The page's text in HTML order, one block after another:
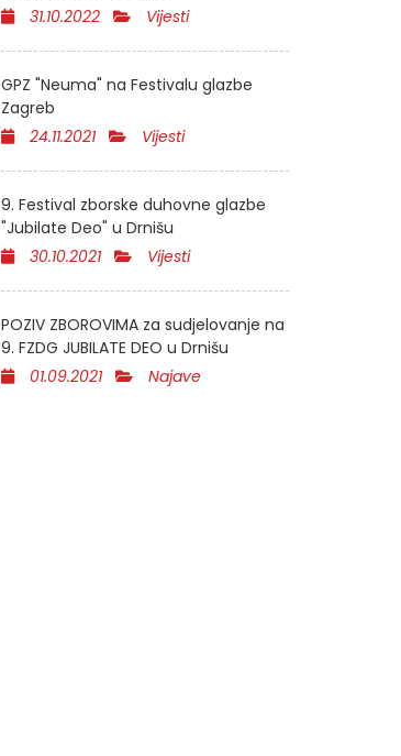
31.10.2022
Vijesti
GPZ "Neuma" na Festivalu glazbe
Zagreb
24.11.2021
Vijesti
9. Festival zborske duhovne glazbe
"Jubilate Deo" u Drnišu
30.10.2021
Vijesti
POZIV ZBOROVIMA za sudjelovanje na
9. FZDG JUBILATE DEO u Drnišu
01.09.2021
Najave